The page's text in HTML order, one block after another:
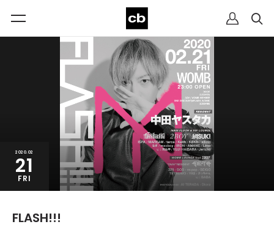
2020.02
21
FRI
FLASH!!!